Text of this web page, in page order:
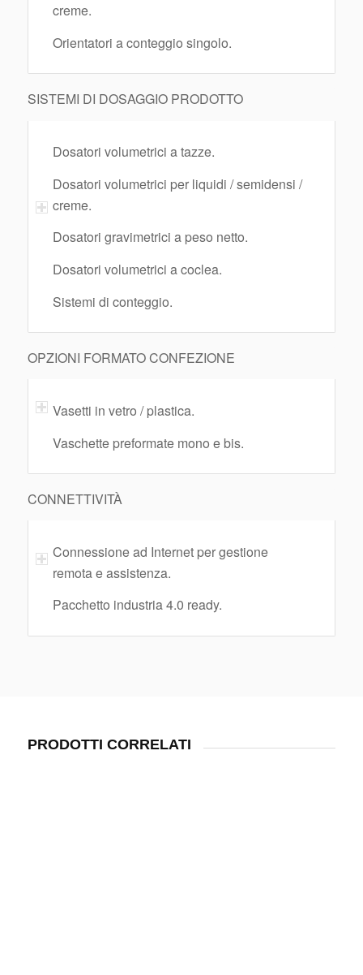
creme.
Orientatori a conteggio singolo.
SISTEMI DI DOSAGGIO PRODOTTO
Dosatori volumetrici a tazze.
Dosatori volumetrici per liquidi / semidensi /
creme.
Dosatori gravimetrici a peso netto.
Dosatori volumetrici a coclea.
Sistemi di conteggio.
OPZIONI FORMATO CONFEZIONE
Vasetti in vetro / plastica.
Vaschette preformate mono e bis.
CONNETTIVITÀ
Connessione ad Internet per gestione
remota e assistenza.
Pacchetto industria 4.0 ready.
PRODOTTI CORRELATI